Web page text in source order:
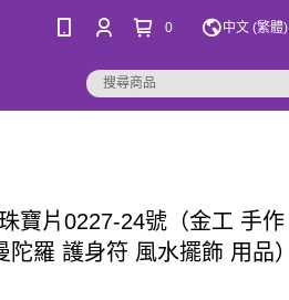
0 中文 (繁體)
寶片0227-24號（金工 手作
羅 護身符 風水擺飾 用品）